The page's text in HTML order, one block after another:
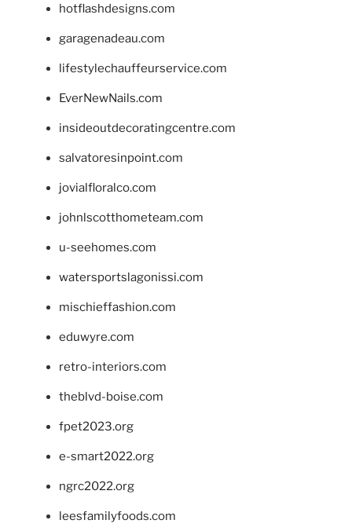
hotflashdesigns.com
garagenadeau.com
lifestylechauffeurservice.com
EverNewNails.com
insideoutdecoratingcentre.com
salvatoresinpoint.com
jovialfloralco.com
johnlscotthometeam.com
u-seehomes.com
watersportslagonissi.com
mischieffashion.com
eduwyre.com
retro-interiors.com
theblvd-boise.com
fpet2023.org
e-smart2022.org
ngrc2022.org
leesfamilyfoods.com